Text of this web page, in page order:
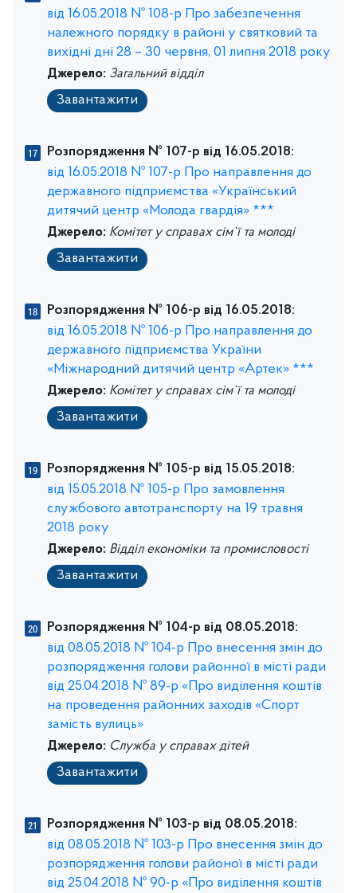
від 16.05.2018 № 108-р Про забезпечення
належного порядку в районі у святковий та
вихідні дні 28 – 30 червня, 01 липня 2018 року
Джерело: Загальний відділ
Завантажити
Розпорядження № 107-р від 16.05.2018:
від 16.05.2018 № 107-р Про направлення до
державного підприємства «Український
дитячий центр «Молода гвардія» ***
Джерело: Комітет у справах сім`ї та молоді
Завантажити
Розпорядження № 106-р від 16.05.2018:
від 16.05.2018 № 106-р Про направлення до
державного підприємства України
«Міжнародний дитячий центр «Артек» ***
Джерело: Комітет у справах сім`ї та молоді
Завантажити
Розпорядження № 105-р від 15.05.2018:
від 15.05.2018 № 105-р Про замовлення
службового автотранспорту на 19 травня
2018 року
Джерело: Відділ економіки та промисловості
Завантажити
Розпорядження № 104-р від 08.05.2018:
від 08.05.2018 № 104-р Про внесення змін до
розпорядження голови районної в місті ради
від 25.04.2018 № 89-р «Про виділення коштів
на проведення районних заходів «Спорт
замість вулиць»
Джерело: Служба у справах дітей
Завантажити
Розпорядження № 103-р від 08.05.2018:
від 08.05.2018 № 103-р Про внесення змін до
розпорядження голови районої в місті ради
від 25.04.2018 № 90-р «Про виділення коштів